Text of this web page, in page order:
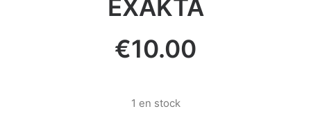
EXAKTA
€10.00
1 en stock